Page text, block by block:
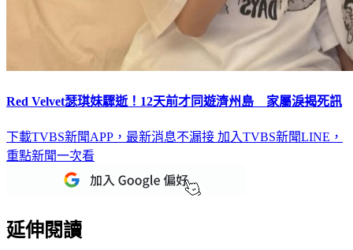
Red Velvet瑟琪妹驟逝！12天前才同遊濟州島 家屬淚揭死訊
下載TVBS新聞APP，最新消息不漏接 加入TVBS新聞LINE，
重點新聞一次看
延伸閱讀